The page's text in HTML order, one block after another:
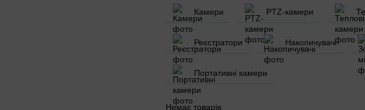
Камери PTZ-камери
Реєстратори Накопичувачі
Портативні камери
Немає товарів